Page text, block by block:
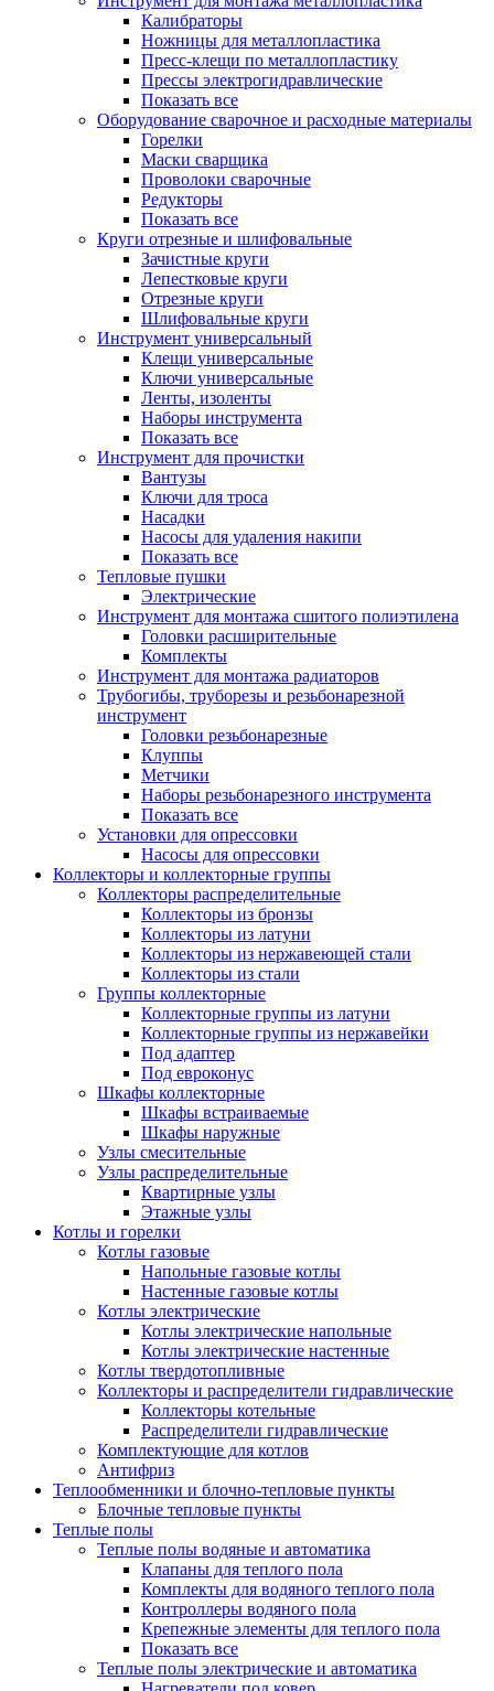
Калибраторы
Ножницы для металлопластика
Пресс-клещи по металлопластику
Прессы электрогидравлические
Показать все
Оборудование сварочное и расходные материалы
Горелки
Маски сварщика
Проволоки сварочные
Редукторы
Показать все
Круги отрезные и шлифовальные
Зачистные круги
Лепестковые круги
Отрезные круги
Шлифовальные круги
Инструмент универсальный
Клещи универсальные
Ключи универсальные
Ленты, изоленты
Наборы инструмента
Показать все
Инструмент для прочистки
Вантузы
Ключи для троса
Насадки
Насосы для удаления накипи
Показать все
Тепловые пушки
Электрические
Инструмент для монтажа сшитого полиэтилена
Головки расширительные
Комплекты
Инструмент для монтажа радиаторов
Трубогибы, труборезы и резьбонарезной
инструмент
Головки резьбонарезные
Клуппы
Метчики
Наборы резьбонарезного инструмента
Показать все
Установки для опрессовки
Насосы для опрессовки
Коллекторы и коллекторные группы
Коллекторы распределительные
Коллекторы из бронзы
Коллекторы из латуни
Коллекторы из нержавеющей стали
Коллекторы из стали
Группы коллекторные
Коллекторные группы из латуни
Коллекторные группы из нержавейки
Под адаптер
Под евроконус
Шкафы коллекторные
Шкафы встраиваемые
Шкафы наружные
Узлы смесительные
Узлы распределительные
Квартирные узлы
Этажные узлы
Котлы и горелки
Котлы газовые
Напольные газовые котлы
Настенные газовые котлы
Котлы электрические
Котлы электрические напольные
Котлы электрические настенные
Котлы твердотопливные
Коллекторы и распределители гидравлические
Коллекторы котельные
Распределители гидравлические
Комплектующие для котлов
Антифриз
Теплообменники и блочно-тепловые пункты
Блочные тепловые пункты
Теплые полы
Теплые полы водяные и автоматика
Клапаны для теплого пола
Комплекты для водяного теплого пола
Контроллеры водяного пола
Крепежные элементы для теплого пола
Показать все
Теплые полы электрические и автоматика